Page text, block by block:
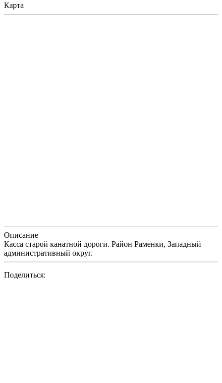
Карта
Описание
Касса старой канатной дороги. Район Раменки, Западный
административный округ.
Поделиться: